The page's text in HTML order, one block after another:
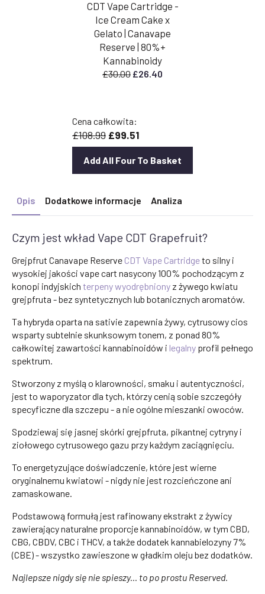
CDT Vape Cartridge -
Ice Cream Cake x
Gelato | Canavape
Reserve | 80%+
Kannabinoidy
£30.00 Pierwotna
£26.40
Cena całkowita:
£108.99 £99.51
Add All Four To Basket
Opis Dodatkowe informacje Analiza
Czym jest wkład Vape CDT Grapefruit?
Grejpfrut Canavape Reserve CDT Vape Cartridgeto silny i
wysokiej jakości vape cart nasycony 100% pochodzącym z
konopi indyjskich terpenywyodrębniony z żywego kwiatu
grejpfruta - bez syntetycznych lub botanicznych aromatów.
Ta hybryda oparta na sativie zapewnia żywy, cytrusowy cios
wsparty subtelnie skunksowym tonem, z ponad 80%
całkowitej zawartości kannabinoidów i legalny profil pełnego
spektrum.
Stworzony z myślą o klarowności, smaku i autentyczności,
jest to waporyzator dla tych, którzy cenią sobie szczegóły
specyficzne dla szczepu - a nie ogólne mieszanki owoców.
Spodziewaj się jasnej skórki grejpfruta, pikantnej cytryny i
ziołowego cytrusowego gazu przy każdym zaciągnięciu.
To energetyzujące doświadczenie, które jest wierne
oryginalnemu kwiatowi - nigdy nie jest rozcieńczone ani
zamaskowane.
Podstawową formułą jest rafinowany ekstrakt z żywicy
zawierający naturalne proporcje kannabinoidów, w tym CBD,
CBG, CBDV, CBC i THCV, a także dodatek kannabielozyny 7%
(CBE) - wszystko zawieszone w gładkim oleju bez dodatków.
Najlepsze nigdy się nie spieszy... to po prostu Reserved.